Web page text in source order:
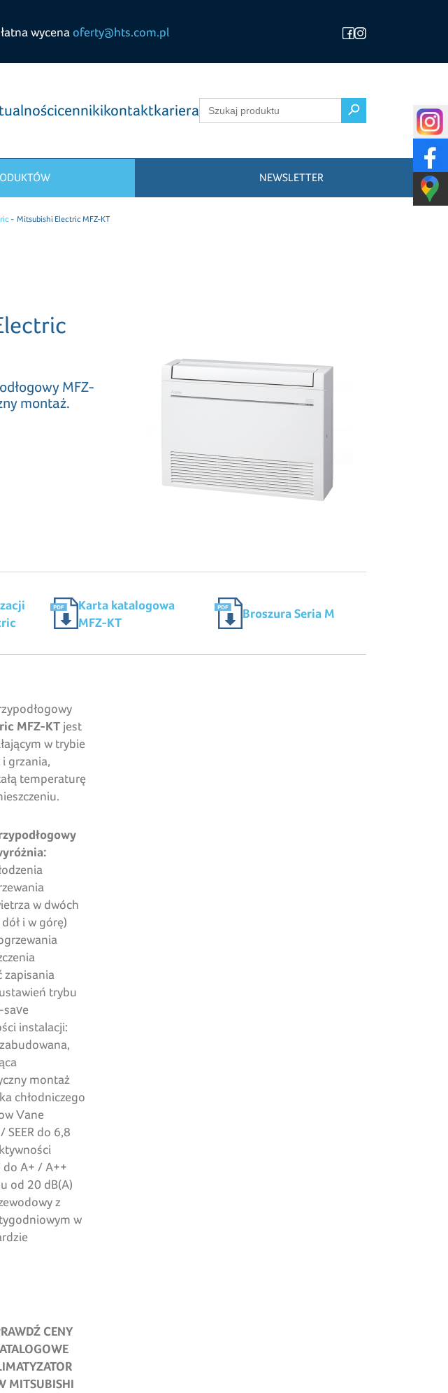
wycena oferty@hts.com.pl
cennikikontaktkarieraSearch
for:
Search Button
NEWSLETTER
Mitsubishi Electric MFZ-KT
MFZ-
montaż.
Karta katalogowa
MFZ-KT
Broszura Seria M
MFZ-KT jest
w trybie
i grzania,
temperaturę
w dwóch
i w górę)
zapisania
trybu
save
instalacji:
montaż
chłodniczego
Vane
SEER do 6,8
do A+ / A++
od 20 dB(A)
z
w
CENY
MITSUBISHI